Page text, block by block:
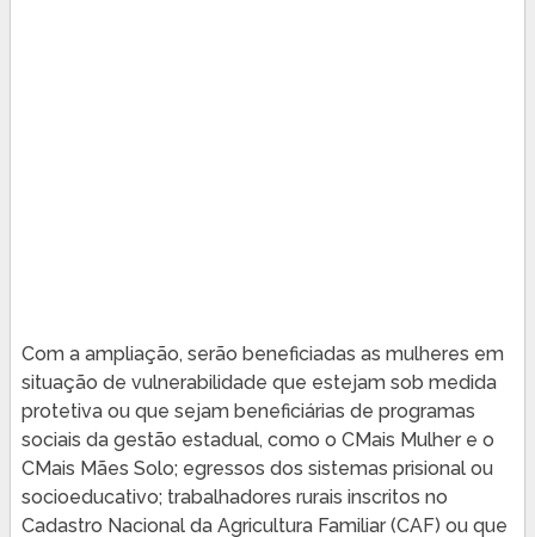
Com a ampliação, serão beneficiadas as mulheres em
situação de vulnerabilidade que estejam sob medida
protetiva ou que sejam beneficiárias de programas
sociais da gestão estadual, como o CMais Mulher e o
CMais Mães Solo; egressos dos sistemas prisional ou
socioeducativo; trabalhadores rurais inscritos no
Cadastro Nacional da Agricultura Familiar (CAF) ou que